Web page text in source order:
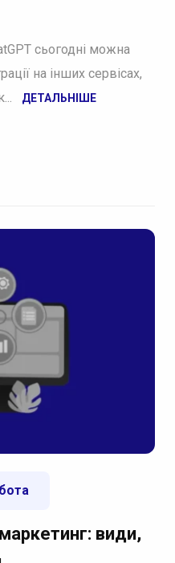
сьогодні можна
на інших сервісах,
ДЕТАЛЬНІШЕ
види,